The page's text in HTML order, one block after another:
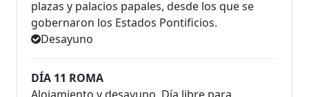
plazas y palacios papales, desde los que se
gobernaron los Estados Pontificios.
Desayuno
DÍA 11 ROMA